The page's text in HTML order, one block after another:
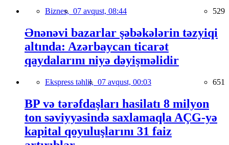
Biznes, 07 avqust, 08:44 529
Ənənəvi bazarlar şəbəkələrin təzyiqi
altında: Azərbaycan ticarət
qaydalarını niyə dəyişməlidir
Ekspress təhlil, 07 avqust, 00:03 651
BP və tərəfdaşları hasilatı 8 milyon
ton səviyyəsində saxlamaqla AÇG-yə
kapital qoyuluşlarını 31 faiz